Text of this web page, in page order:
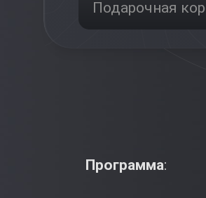
Подарочная
Программа: